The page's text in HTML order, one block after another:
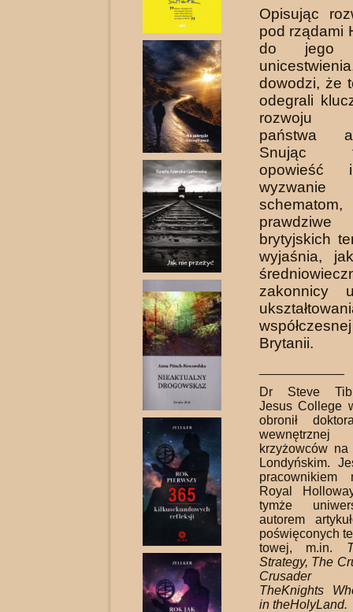
Opisując
pod rządami
do jego
dowodzi, że
odegrali
rozwoju
państwa
Snując
opowieść
praw­dziwe
brytyjskich
wyjaśnia,
zakonnicy
Brytanii.
Dr Steve
Jesus College
obronił
krzyżowców
Londyńskim.
pracownikiem
Royal
tymże
autorem
poświęconych
towej, m.in.
Strategy, The
Cru­sader
TheKnights
in theHolyLand.